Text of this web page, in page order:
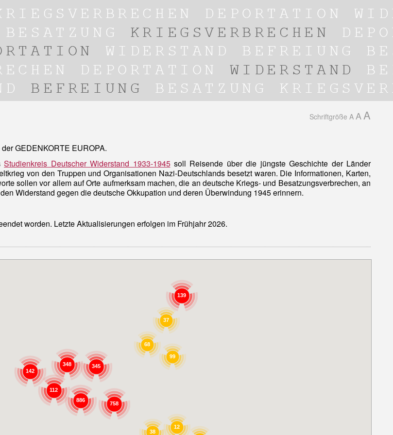
Schriftgröße A A A
GEDENKORTE EUROPA.
Studienkreis Deutscher Widerstand 1933-1945soll Reisende über die jüngste Geschichte der Länder
von den Truppen und Organisationen Nazi-Deutschlands besetzt waren. Die Informationen, Karten,
sollen vor allem auf Orte aufmerksam machen, die an deutsche Kriegs- und Besatzungsverbrechen, an
Widerstand gegen die deutsche Okkupation und deren Überwindung 1945 erinnern.
worden. Letzte Aktualisierungen erfolgen im Frühjahr 2026.
68
37
99
348
886
758
142
139
345
112
38
12